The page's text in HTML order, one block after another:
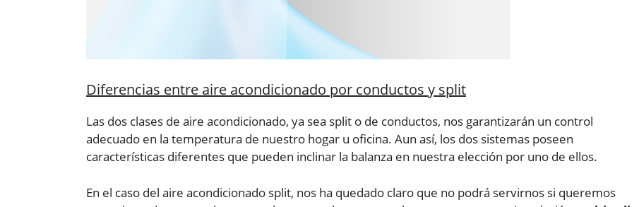
Diferencias entre aire acondicionado por conductos y split
Las dos clases de aire acondicionado, ya sea split o de conductos, nos garantizarán un control
adecuado en la temperatura de nuestro hogar u oficina. Aun así, los dos sistemas poseen
características diferentes que pueden inclinar la balanza en nuestra elección por uno de ellos.
En el caso del aire acondicionado split, nos ha quedado claro que no podrá servirnos si queremos